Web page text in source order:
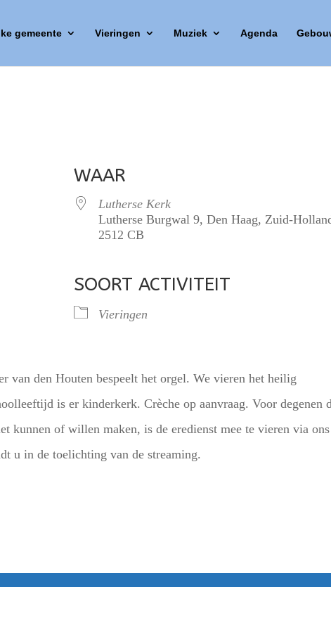
gemeente Vieringen Muziek Agenda
iCalendar
WAAR
Lutherse Kerk
Lutherse Burgwal 9, Den Haag, Zuid-
2512 CB
SOORT ACTIVITEIT
Vieringen
van den Houten bespeelt het orgel. We vieren het heilig
is er kinderkerk. Crèche op aanvraag. Voor degenen
kunnen of willen maken, is de eredienst mee te vieren via ons
u in de toelichting van de streaming.